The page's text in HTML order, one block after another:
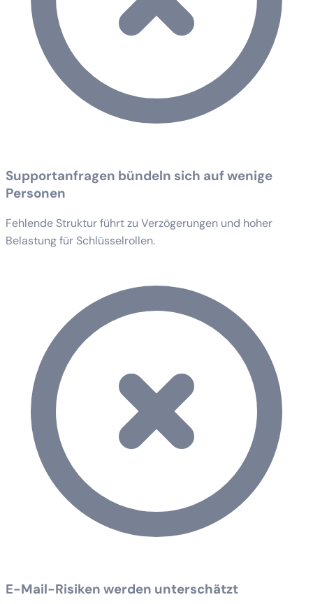
Supportanfragen bündeln sich auf wenige
Personen
Fehlende Struktur führt zu Verzögerungen und hoher
Belastung für Schlüsselrollen.
E-Mail-Risiken werden unterschätzt